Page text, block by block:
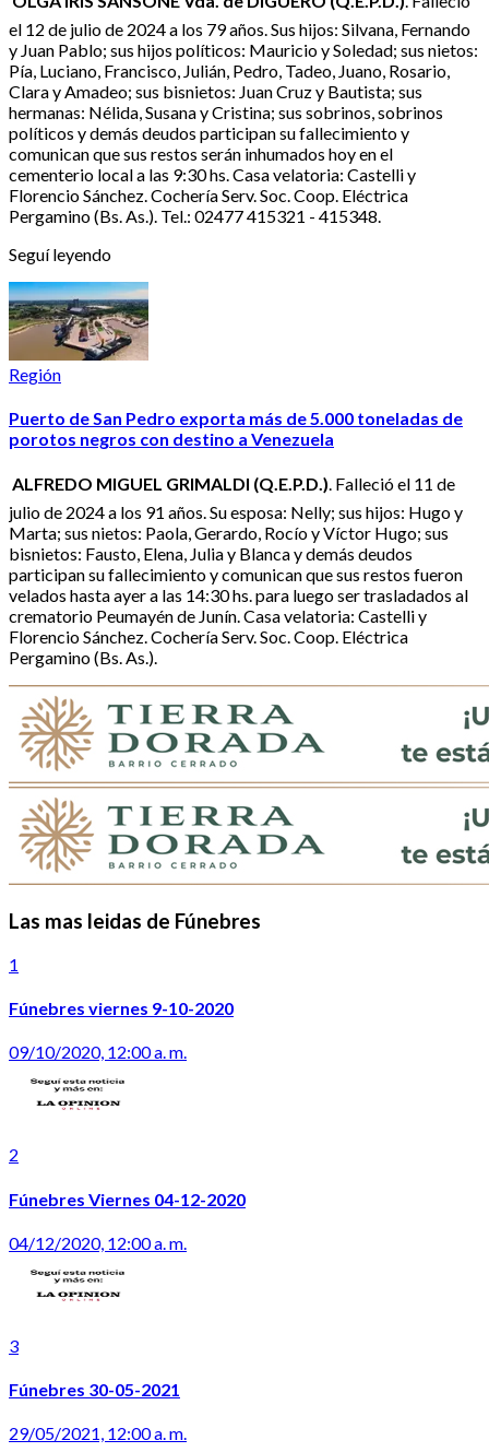
el 12 de julio de 2024 a los 79 años. Sus hijos: Silvana, Fernando
y Juan Pablo; sus hijos políticos: Mauricio y Soledad; sus nietos:
Pía, Luciano, Francisco, Julián, Pedro, Tadeo, Juano, Rosario,
Clara y Amadeo; sus bisnietos: Juan Cruz y Bautista; sus
hermanas: Nélida, Susana y Cristina; sus sobrinos, sobrinos
políticos y demás deudos participan su fallecimiento y
comunican que sus restos serán inhumados hoy en el
cementerio local a las 9:30 hs. Casa velatoria: Castelli y
Florencio Sánchez. Cochería Serv. Soc. Coop. Eléctrica
Pergamino (Bs. As.). Tel.: 02477 415321 - 415348.
Seguí leyendo
Región
Puerto de San Pedro exporta más de 5.000 toneladas de
porotos negros con destino a Venezuela
 ALFREDO MIGUEL GRIMALDI (Q.E.P.D.). Falleció el 11 de
julio de 2024 a los 91 años. Su esposa: Nelly; sus hijos: Hugo y
Marta; sus nietos: Paola, Gerardo, Rocío y Víctor Hugo; sus
bisnietos: Fausto, Elena, Julia y Blanca y demás deudos
participan su fallecimiento y comunican que sus restos fueron
velados hasta ayer a las 14:30 hs. para luego ser trasladados al
crematorio Peumayén de Junín. Casa velatoria: Castelli y
Florencio Sánchez. Cochería Serv. Soc. Coop. Eléctrica
Pergamino (Bs. As.).
Las mas leidas de Fúnebres
1
Fúnebres viernes 9-10-2020
09/10/2020, 12:00 a. m.
2
Fúnebres Viernes 04-12-2020
04/12/2020, 12:00 a. m.
3
Fúnebres 30-05-2021
29/05/2021, 12:00 a. m.